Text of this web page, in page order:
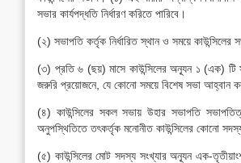
সভার কার্যপদ্ধতি নির্ধারণ করিতে পারিবে।
(২) সভাপতি কর্তৃক নির্ধারিত স্থান ও সময়ে কাউন্সিলের
(৩) প্রতি ৬ (ছয়) মাসে কাউন্সিলের অন্যূন ১ (এক) টি
জরুরি প্রয়োজনে, যে কোনো সময়ে বিশেষ সভা আহ্বান
(৪) কাউন্সিলের সকল সভায় উহার সভাপতি
অনুপস্থিতিতে তৎকর্তৃক মনোনীত কাউন্সিলের কোনো
(৫) কাউন্সিলের মোট সদস্য সংখ্যার অন্যূন এক-